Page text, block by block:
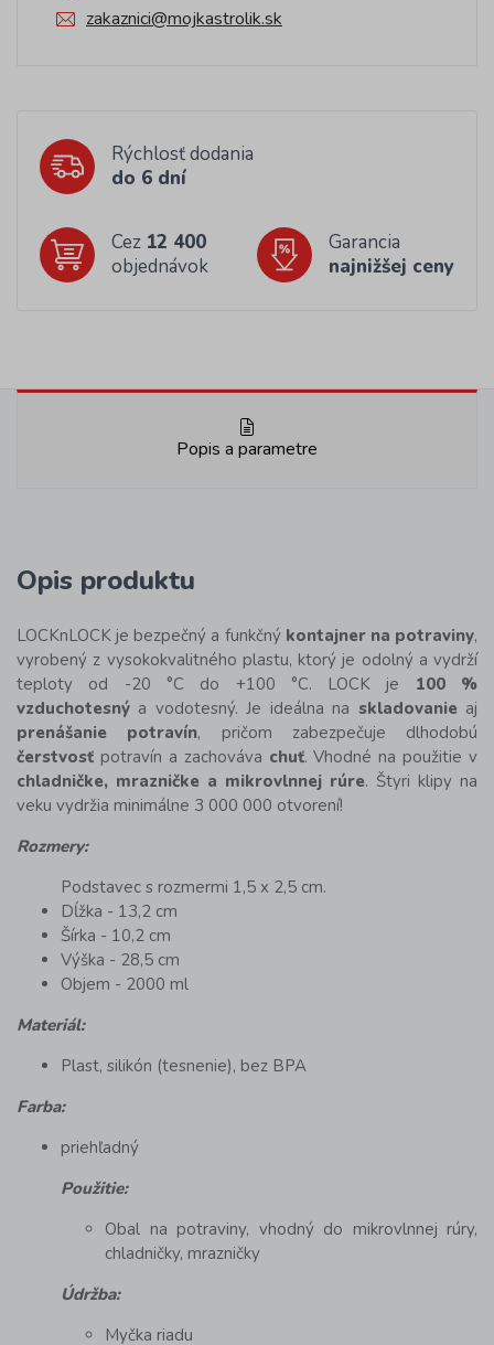
zakaznici@mojkastrolik.sk
Rýchlosť dodania
do 6 dní
Cez 12 400
objednávok
Garancia
najnižšej ceny
Popis a parametre
Opis produktu
LOCKnLOCK je bezpečný a funkčný kontajner na potraviny,
vyrobený z vysokokvalitného plastu, ktorý je odolný a vydrží
teploty od -20 °C do +100 °C. LOCK je 100 %
vzduchotesný a vodotesný. Je ideálna na skladovanieaj
prenášanie potravín, pričom zabezpečuje dlhodobú
čerstvosť potravín a zachováva chuť. Vhodné na použitie v
chladničke, mrazničke a mikrovlnnej rúre. Štyri klipy na
veku vydržia minimálne 3 000 000 otvorení!
Rozmery:
Podstavec s rozmermi 1,5 x 2,5 cm.
Dĺžka - 13,2 cm
Šírka - 10,2 cm
Výška - 28,5 cm
Objem - 2000 ml
Materiál:
Plast, silikón (tesnenie), bez BPA
Farba:
priehľadný
Použitie:
Obal na potraviny, vhodný do mikrovlnnej rúry,
chladničky, mrazničky
Údržba:
Myčka riadu